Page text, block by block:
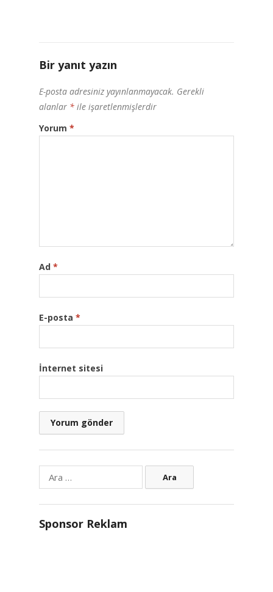
Bir yanıt yazın
E-posta adresiniz yayınlanmayacak. Gerekli
alanlar * ile işaretlenmişlerdir
Yorum *
Ad *
E-posta *
İnternet sitesi
Sponsor Reklam